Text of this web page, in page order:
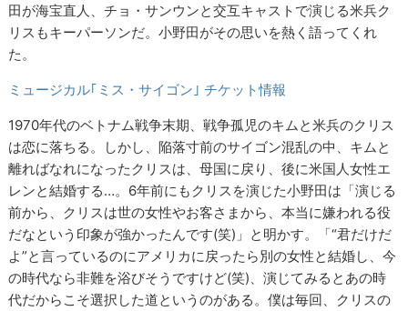
田が海宝直人、チョ・サンウンと交互キャストで演じる米兵ク
リスもキーパーソンだ。小野田がその思いを熱く語ってくれ
た。
ミュージカル｢ミス・サイゴン｣ チケット情報
1970年代のベトナム戦争末期、戦争孤児のキムと米兵のクリス
は恋に落ちる。しかし、陥落寸前のサイゴン混乱の中、キムと
離ればなれになったクリスは、母国に戻り、後に米国人女性エ
レンと結婚する…。6年前にもクリスを演じた小野田は「演じる
前から、クリスは世の女性やお客さまから、本当に嫌われる役
だなという印象が強かったんです(笑)」と明かす。「“君だけだ
よ”と言っているのにアメリカに戻ったら別の女性と結婚し、今
の時代なら非難を浴びそうですけど(笑)、演じてみるとあの時
代だからこそ選択した道というのがある。僕は毎回、クリスの